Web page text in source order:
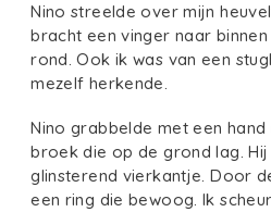
Nino streelde over mijn
bracht een vinger naar
rond. Ook ik was van een
mezelf herkende.
Nino grabbelde met een
broek die op de grond lag.
glinsterend vierkantje. Door
een ring die bewoog. Ik